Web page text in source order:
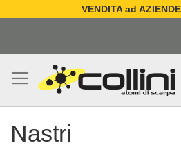
VENDITA ad
Nastri